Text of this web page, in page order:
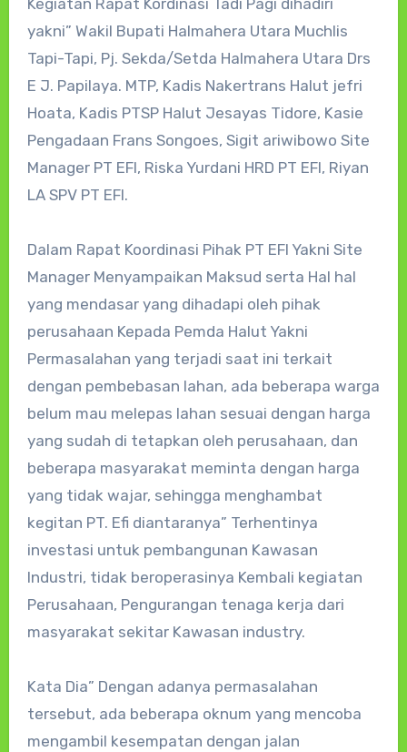
Kegiatan Rapat Kordinasi Tadi Pagi dihadiri
yakni” Wakil Bupati Halmahera Utara Muchlis
Tapi-Tapi, Pj. Sekda/Setda Halmahera Utara Drs
E J. Papilaya. MTP, Kadis Nakertrans Halut jefri
Hoata, Kadis PTSP Halut Jesayas Tidore, Kasie
Pengadaan Frans Songoes, Sigit ariwibowo Site
Manager PT EFI, Riska Yurdani HRD PT EFI, Riyan
LA SPV PT EFI.
Dalam Rapat Koordinasi Pihak PT EFI Yakni Site
Manager Menyampaikan Maksud serta Hal hal
yang mendasar yang dihadapi oleh pihak
perusahaan Kepada Pemda Halut Yakni
Permasalahan yang terjadi saat ini terkait
dengan pembebasan lahan, ada beberapa warga
belum mau melepas lahan sesuai dengan harga
yang sudah di tetapkan oleh perusahaan, dan
beberapa masyarakat meminta dengan harga
yang tidak wajar, sehingga menghambat
kegitan PT. Efi diantaranya” Terhentinya
investasi untuk pembangunan Kawasan
Industri, tidak beroperasinya Kembali kegiatan
Perusahaan, Pengurangan tenaga kerja dari
masyarakat sekitar Kawasan industry.
Kata Dia” Dengan adanya permasalahan
tersebut, ada beberapa oknum yang mencoba
mengambil kesempatan dengan jalan